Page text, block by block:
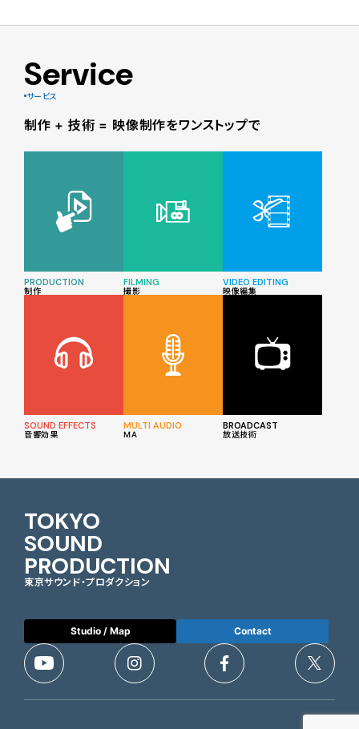
Service
サービス
制作 + 技術 = 映像制作をワンストップで
PRODUCTION
制作
FILMING
撮影
VIDEO EDITING
映像編集
SOUND EFFECTS
音響効果
MULTI AUDIO
MA
BROADCAST
放送技術
TOKYO
SOUND
PRODUCTION
東京サウンド・プロダクション
Studio / Map Contact